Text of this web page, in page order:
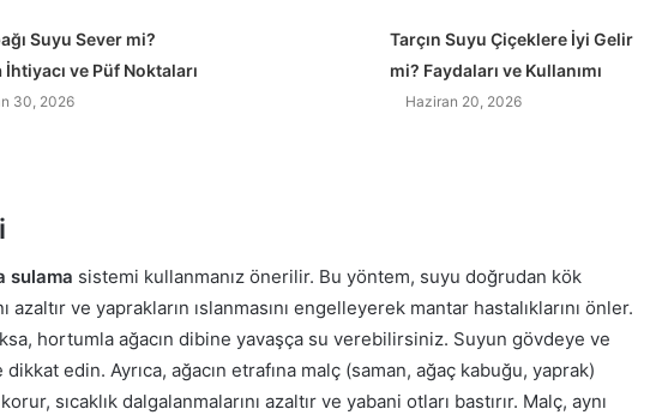
Suyu Sever mi?
İhtiyacı ve Püf Noktaları
30, 2026
Tarçın Suyu Çiçeklere İyi Gelir
mi? Faydaları ve Kullanımı
Haziran 20, 2026
sulama sistemi kullanmanız önerilir. Bu yöntem, suyu doğrudan kök
azaltır ve yaprakların ıslanmasını engelleyerek mantar hastalıklarını önler.
hortumla ağacın dibine yavaşça su verebilirsiniz. Suyun gövdeye ve
edin. Ayrıca, ağacın etrafına malç (saman, ağaç kabuğu, yaprak)
sıcaklık dalgalanmalarını azaltır ve yabani otları bastırır. Malç, aynı